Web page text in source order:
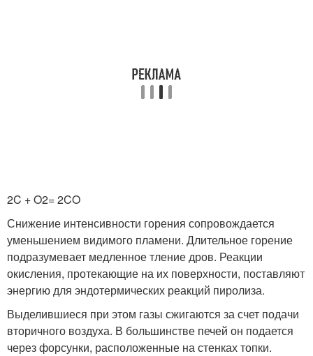
2C + O2= 2CO
Снижение интенсивности горения сопровождается
уменьшением видимого пламени. Длительное горение
подразумевает медленное тление дров. Реакции
окисления, протекающие на их поверхности, поставляют
энергию для эндотермических реакций пиролиза.
Выделившиеся при этом газы сжигаются за счет подачи
вторичного воздуха. В большинстве печей он подается
через форсунки, расположенные на стенках топки.